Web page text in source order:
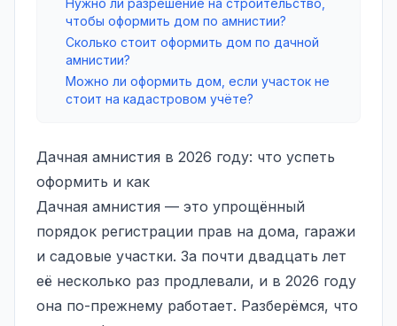
чтобы оформить дом по амнистии?
Сколько стоит оформить дом по дачной
амнистии?
Можно ли оформить дом, если участок не
стоит на кадастровом учёте?
Дачная амнистия в 2026 году: что успеть
оформить и как
Дачная амнистия — это упрощённый
порядок регистрации прав на дома, гаражи
и садовые участки. За почти двадцать лет
её несколько раз продлевали, и в 2026 году
она по-прежнему работает. Разберёмся, что